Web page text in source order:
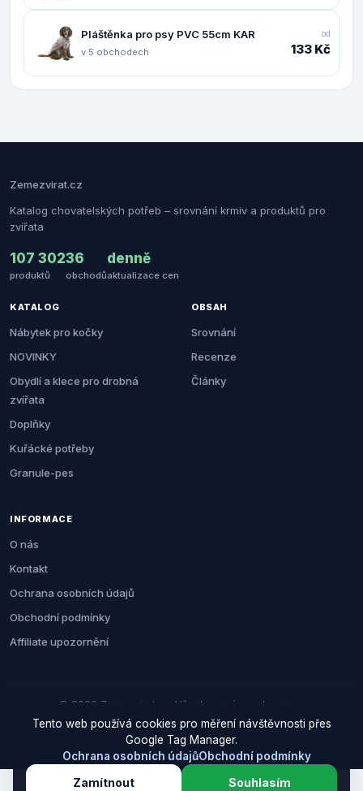
Pláštěnka pro psy PVC 55cm KAR
v 5 obchodech
od
133 Kč
Zemezvirat.cz
Katalog chovatelských potřeb – srovnání krmiv a produktů pro
zvířata
107 302
produktů
36
obchodů
denně
aktualizace cen
KATALOG
Nábytek pro kočky
NOVINKY
Obydlí a klece pro drobná
zvířata
Doplňky
Kuřácké potřeby
Granule-pes
OBSAH
Srovnání
Recenze
Články
INFORMACE
O nás
Kontakt
Ochrana osobních údajů
Obchodní podmínky
Affiliate upozornění
© 2026 Zemezvirat.cz. Všechna práva vyhrazena.
Za nákup přes naše odkazy můžeme získat provizi. Cenu pro vás to
neovlivní.
Tento web používá cookies pro měření návštěvnosti přes
Google Tag Manager.
Ochrana osobních údajůObchodní podmínky
Zamítnout Souhlasím